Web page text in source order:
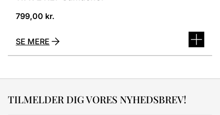
799,00 kr.
SE MERE
TILMELDER DIG VORES NYHEDSBREV!